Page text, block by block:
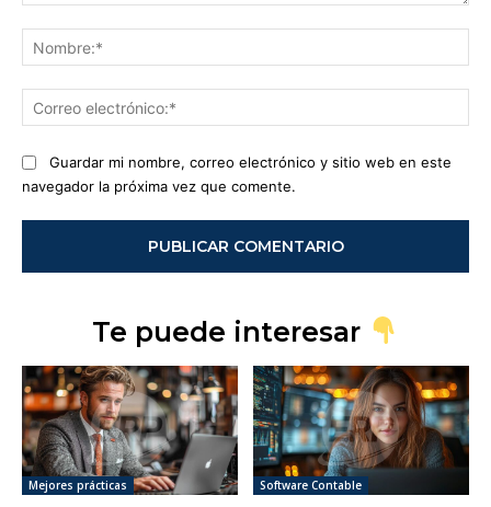
Guardar mi nombre, correo electrónico y sitio web en este
navegador la próxima vez que comente.
Te puede interesar
Mejores prácticas Software Contable